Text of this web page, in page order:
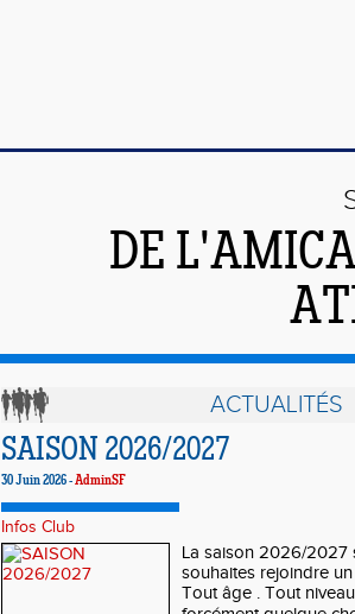
DE
ACTUALITÉS
SAISON 2026/2027
30 Juin 2026 -AdminSF
Infos Club
La saison 2026/2027
souhaites rejoindre
Tout âge . Tout